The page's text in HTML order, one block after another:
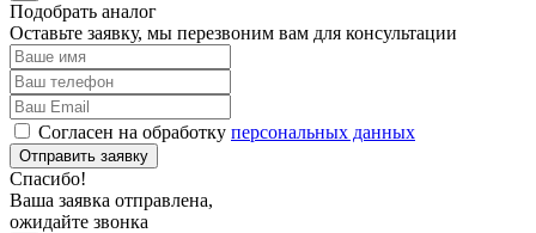
Подобрать аналог
Оставьте заявку, мы перезвоним вам для консультации
Согласен на обработку персональных данных
Отправить заявку
Спасибо!
Ваша заявка отправлена,
ожидайте звонка